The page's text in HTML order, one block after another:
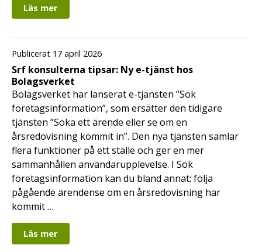
Läs mer
Publicerat 17 april 2026
Srf konsulterna tipsar: Ny e-tjänst hos
Bolagsverket
Bolagsverket har lanserat e-tjänsten ”Sök
företagsinformation”, som ersätter den tidigare
tjänsten ”Söka ett ärende eller se om en
årsredovisning kommit in”. Den nya tjänsten samlar
flera funktioner på ett ställe och ger en mer
sammanhållen användarupplevelse. I Sök
företagsinformation kan du bland annat: följa
pågående ärendense om en årsredovisning har
kommit …
Läs mer